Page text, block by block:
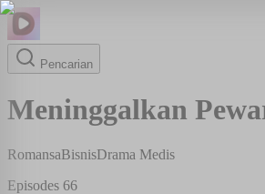
Pencarian
Meninggalkan
RomansaBisnisDrama Medis
Episodes 66